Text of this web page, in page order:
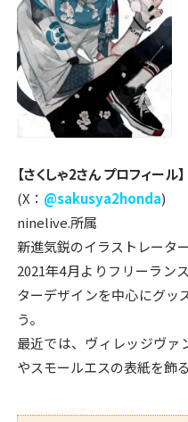
【さくしゃ2さん プロフィール】
(X： @sakusya2honda)
ninelive.所属
新進気鋭のイラストレーター
2021年4月よりフリーラン
ターデザインを中心にグッ
う。
最近では、ヴィレッジヴァ
やスモールエスの表紙を飾